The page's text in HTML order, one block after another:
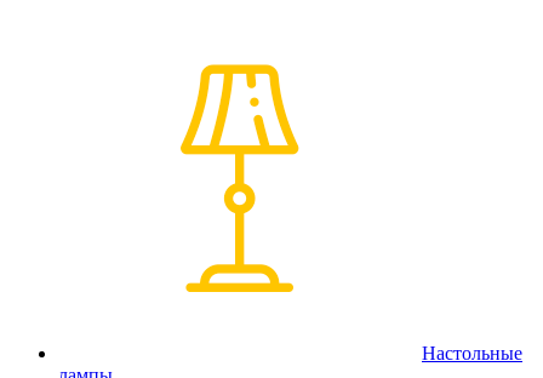
Настольные